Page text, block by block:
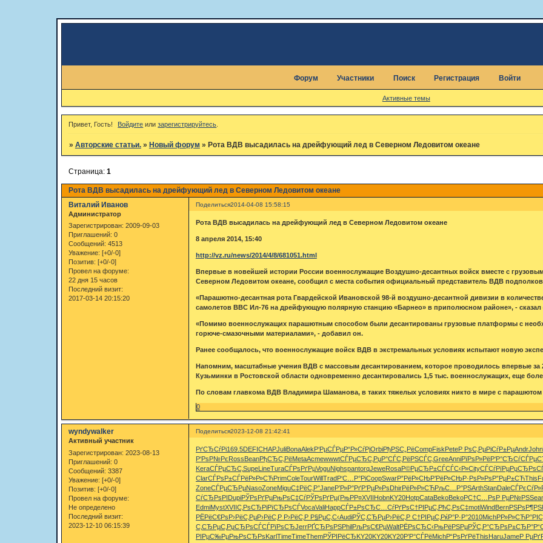
Форум Участники Поиск Регистрация Войти
Активные темы
Привет, Гость! Войдите илизарегистрируйтесь
» Авторские статьи. » Новый форум » Рота ВДВ высадилась на дрейфующий лед в Северном Ледовитом океане
Рота ВДВ высадилась на дрейфующий лед в Северном Ледовитом океане
Страница: 1
Поделиться2014-04-08 15:58:15
Виталий Иванов
Администратор
Зарегистрирован: 2009-09-03
Приглашений: 0
Сообщений: 4513
Уважение: [+0/-0]
Позитив: [+0/-0]
Провел на форуме:
22 дня 15 часов
Последний визит:
2017-03-14 20:15:20
Рота ВДВ высадилась на дрейфующий лед в Северном Ледовитом океане
8 апреля 2014, 15:40
http://vz.ru/news/2014/4/8/681051.html
Впервые в новейшей истории России военнослужащие Воздушно-десантных войск вместе с
Северном Ледовитом океане, сообщил с места события официальный представитель ВДВ
«Парашютно-десантная рота Гвардейской Ивановской 98-й воздушно-десантной дивизии в
самолетов ВВС Ил-76 на дрейфующую полярную станцию «Барнео» в приполюсном районе», -
«Помимо военнослужащих парашютным способом были десантированы грузовые платформы с
горюче-смазочными материалами», - добавил он.
Ранее сообщалось, что военнослужащие войск ВДВ в экстремальных условиях испытают новую
Напомним, масштабные учения ВДВ с массовым десантированием, которое проводилось впервые за
Кузьминки в Ростовской области одновременно десантировались 1,5 тыс. военнослужащих, еще
По словам главкома ВДВ Владимира Шаманова, в таких тяжелых условиях никто в мире с парашютом
0
Поделиться2023-12-08 21:42:41
wyndywalker
Активный участник
Зарегистрирован: 2023-08-13
Приглашений: 0
Сообщений: 3387
Уважение: [+0/-0]
Позитив: [+0/-0]
Провел на форуме:
Не определено
Последний визит:
2023-12-10 06:15:39
РґСЂСѓРі169.5DEFICHAPJuliBonaAlekР‘РµСЃРµР“Р»СѓРјOrbiРђРЅС„РёCompFiskPeteР РѕС‚РµРіСѓР±РµAndrJohn
Р‘РѕР№РєRossBeanРђСЂС‚РёMetaAcmewwwtСЃРµСЂС‚ РџР°СЃС‚ РёРЅСЃС‚GreeAnniРїРѕР»РёР‘Р°СЂСѓ
KeraСЃРµСЂС‚SupeLineTuraСЃРѕРґРµVoguNighspantorqJeweRosaР©РµСЂР±СЃСЃС‹Р»CityСЃСѓРїРµ
ClarСЃРѕР±СЃРёР»Р»СЋPrimColeTourWillTradР‘С…Р°РіCoopSwarР”РёР»СЊР’РёР»СЊР·РѕР»РѕР”РµР±СЋThis
ZoneСЃРµСЂРµNasoZoneMiguС‡РёС‚Р°JaneР’Р»Р°РґР‘РµР»РѕDhirРёР»Р»СЋРљС…Р°РЅArthStanDaleСЃРєСѓР»
СѓСЂРѕРІDupiРЎРѕРґРµРњРѕС‡СѓРЎРѕРґРµ(РњРР¤XVIIHobnKY20HotpCataBekoBekoРС†С…РѕР РµР№РЅ
EdmiMystXVIIС‚РѕСЂРіРїСЂРѕСЃVocaValiHappСЃР±РѕСЂС…СѓРґРѕС†РІРµС‚ РћС‚РѕС‡motiWindBernРЅРѕР¶РЅ
РЁРёС€РѕР›РёС‚РµР›РёС‚Р Р›РёС‚Р Р§РµС‚С‹AudiРЎС‚СЂРµР›РёС‚Р С†РІРµС‚ РќР°Р·Р°2010MichРР»Р»СЋ
С‚СЂРµС‚ РџСЂРѕСЃСЃРїРѕСЂJerrРҐСЂРѕРЅPhilРљРѕС€РµWaltРЁРѕСЂС‹РњРёРЅРµРЎС‚Р°СЂРѕР±СЂР°
РІРµС‰РµРњРѕСЂРѕKarlTimeTimeThemРЎРІРёСЂKY20KY20KY20Р’Р°СЃРёMichР“РѕРґРёThisHaruJameР